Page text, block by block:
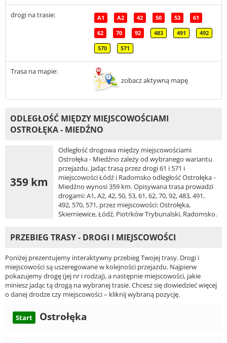
drogi na trasie: A1 A2 42 50 53 61
62 70 92 483 491 492
570 571
Trasa na mapie:
zobacz aktywną mapę
ODLEGŁOŚĆ MIĘDZY MIEJSCOWOŚCIAMI
OSTROŁĘKA - MIEDŹNO
359 km
Odległość drogowa między miejscowościami
Ostrołęka - Miedźno zależy od wybranego wariantu
przejazdu. Jadąc trasą przez drogi 61 i 571 i
miejscowości Łódź i Radomsko odległość Ostrołęka -
Miedźno wynosi 359 km. Opisywana trasa prowadzi
drogami: A1, A2, 42, 50, 53, 61, 62, 70, 92, 483, 491,
492, 570, 571, przez miejscowości: Ostrołęka,
Skierniewice, Łódź, Piotrków Trybunalski, Radomsko.
PRZEBIEG TRASY - DROGI I MIEJSCOWOŚCI
Poniżej prezentujemy interaktywny przebieg Twojej trasy. Drogi i
miejscowości są uszeregowane w kolejności przejazdu. Najpierw
pokazujemy drogę (jej nr i rodzaj), a następnie miejscowości, jakie
miniesz jadąc tą drogą na wybranej trasie. Chcesz się dowiedzieć więcej
o danej drodze czy miejscowości – kliknij wybraną pozycję.
Start Ostrołęka